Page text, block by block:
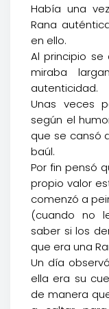
Había una
Rana
en ello.
Al principio
miraba
autenticidad.
Unas veces
según el
que se cansó
baúl.
Por fin pensó
propio valor
comenzó a
(cuando no
saber si los
que era una
Un día
ella era su
de manera